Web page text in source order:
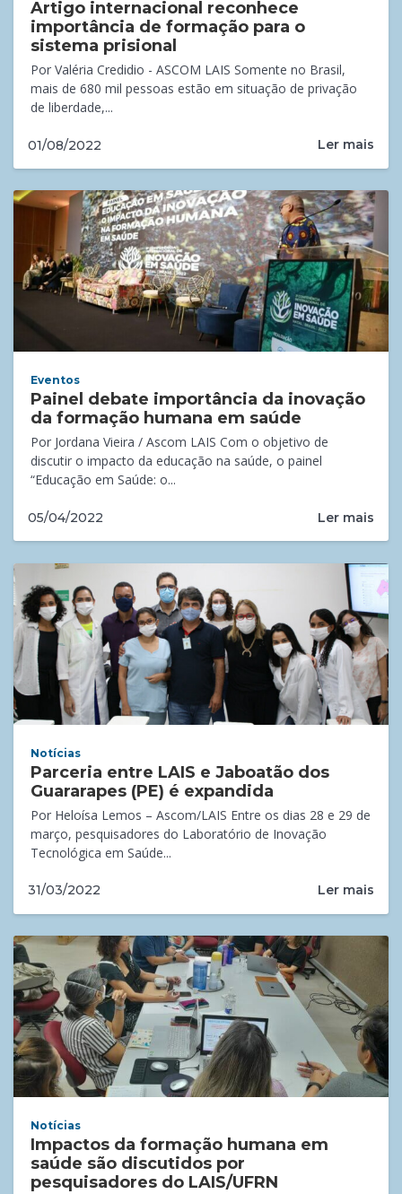
Artigo internacional reconhece
importância de formação para o
sistema prisional
Por Valéria Credidio - ASCOM LAIS Somente no Brasil,
mais de 680 mil pessoas estão em situação de privação
de liberdade,...
01/08/2022 Ler mais
Eventos
Painel debate importância da inovação
da formação humana em saúde
Por Jordana Vieira / Ascom LAIS Com o objetivo de
discutir o impacto da educação na saúde, o painel
“Educação em Saúde: o...
05/04/2022 Ler mais
Notícias
Parceria entre LAIS e Jaboatão dos
Guararapes (PE) é expandida
Por Heloísa Lemos – Ascom/LAIS Entre os dias 28 e 29 de
março, pesquisadores do Laboratório de Inovação
Tecnológica em Saúde...
31/03/2022 Ler mais
Notícias
Impactos da formação humana em
saúde são discutidos por
pesquisadores do LAIS/UFRN